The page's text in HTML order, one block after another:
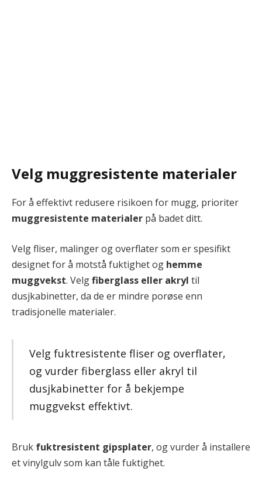
Velg muggresistente materialer
For å effektivt redusere risikoen for mugg, prioriter
muggresistente materialer på badet ditt.
Velg fliser, malinger og overflater som er spesifikt
designet for å motstå fuktighet og hemme
muggvekst. Velgfiberglass eller akryl til
dusjkabinetter, da de er mindre porøse enn
tradisjonelle materialer.
Velg fuktresistente fliser og overflater,
og vurder fiberglass eller akryl til
dusjkabinetter for å bekjempe
muggvekst effektivt.
Bruk fuktresistent gipsplater, og vurder å installere
et vinylgulv som kan tåle fuktighet.